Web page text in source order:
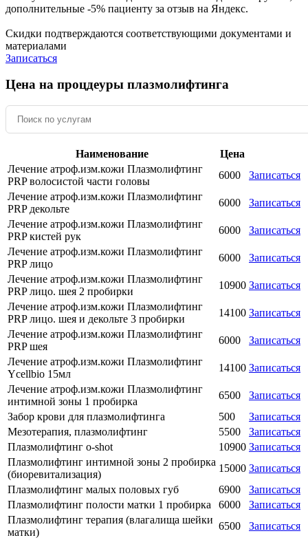
дополнительные -5% пациенту за отзыв на Яндекс.
Скидки подтверждаются соответствующими документами и
материалами
Записаться
Цена на процдеуры плазмолифтинга
Наименование
Цена
Лечение атроф.изм.кожи Плазмолифтинг
PRP волосистой части головы
6000
Записаться
Лечение атроф.изм.кожи Плазмолифтинг
PRP декольте
6000
Записаться
Лечение атроф.изм.кожи Плазмолифтинг
PRP кистей рук
6000
Записаться
Лечение атроф.изм.кожи Плазмолифтинг
PRP лицо
6000
Записаться
Лечение атроф.изм.кожи Плазмолифтинг
PRP лицо. шея 2 пробирки
10900 Записаться
Лечение атроф.изм.кожи Плазмолифтинг
PRP лицо. шея и декольте 3 пробирки
14100 Записаться
Лечение атроф.изм.кожи Плазмолифтинг
PRP шея
6000
Записаться
Лечение атроф.изм.кожи Плазмолифтинг
Ycellbio 15мл
14100 Записаться
Лечение атроф.изм.кожи Плазмолифтинг
интимной зоны 1 пробирка
6500
Записаться
Забор крови для плазмолифтинга
500
Записаться
Мезотерапия, плазмолифтинг
5500
Записаться
Плазмолифтинг o-shot
10900 Записаться
Плазмолифтинг интимной зоны 2 пробирка
(биоревитализация)
15000 Записаться
Плазмолифтинг малых половых губ
6900
Записаться
Плазмолифтинг полости матки 1 пробирка
6000
Записаться
Плазмолифтинг терапия (влагалища шейки
матки)
6500
Записаться